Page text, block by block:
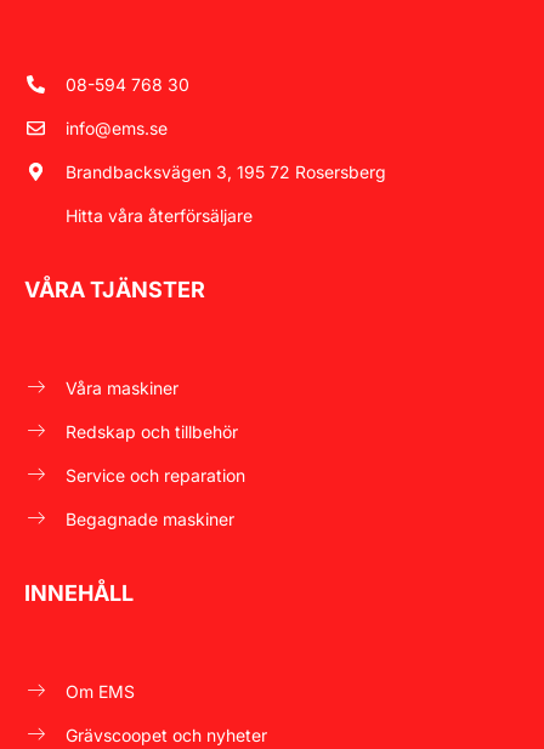
08-594 768 30
info@ems.se
Brandbacksvägen 3, 195 72 Rosersberg
Hitta våra återförsäljare
VÅRA TJÄNSTER
Våra maskiner
Redskap och tillbehör
Service och reparation
Begagnade maskiner
INNEHÅLL
Om EMS
Grävscoopet och nyheter